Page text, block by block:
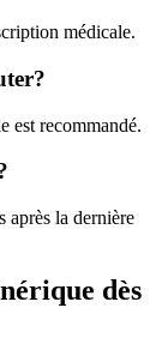
médicale.
est recommandé.
après la dernière
dès